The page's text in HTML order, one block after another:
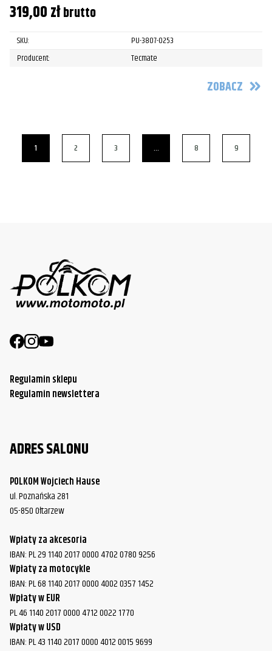
319,00złbrutto
SKU:
PU-3807-0253
Producent:
Tecmate
ZOBACZ
1 2 3 … 8 9
Regulamin sklepu
Regulamin newslettera
ADRES SALONU
POLKOM Wojciech Hause
ul. Poznańska 281
05-850 Ołtarzew
Wpłaty za akcesoria
IBAN: PL 29 1140 2017 0000 4702 0780 9256
Wpłaty za motocykle
IBAN: PL 68 1140 2017 0000 4002 0357 1452
Wpłaty w EUR
PL 46 1140 2017 0000 4712 0022 1770
Wpłaty w USD
IBAN: PL 43 1140 2017 0000 4012 0015 9699